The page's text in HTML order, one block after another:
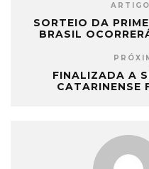
SORTEIO DA
BRASIL
FINALIZADA A
CATARINENSE